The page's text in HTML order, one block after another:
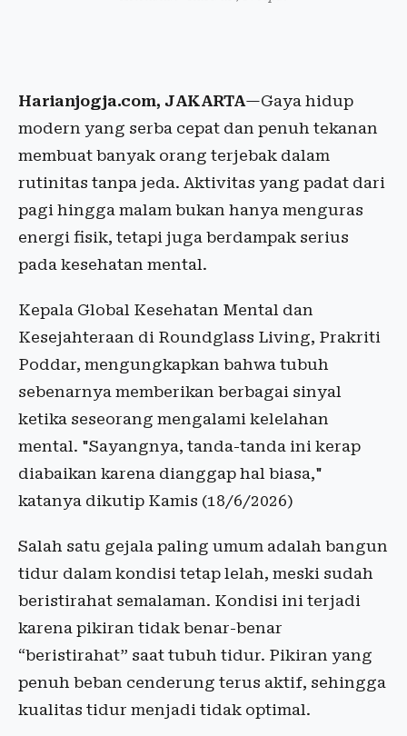
Harianjogja.com, JAKARTA—Gaya hidup
modern yang serba cepat dan penuh tekanan
membuat banyak orang terjebak dalam
rutinitas tanpa jeda. Aktivitas yang padat dari
pagi hingga malam bukan hanya menguras
energi fisik, tetapi juga berdampak serius
pada kesehatan mental.
Kepala Global Kesehatan Mental dan
Kesejahteraan di Roundglass Living, Prakriti
Poddar, mengungkapkan bahwa tubuh
sebenarnya memberikan berbagai sinyal
ketika seseorang mengalami kelelahan
mental. "Sayangnya, tanda-tanda ini kerap
diabaikan karena dianggap hal biasa,"
katanya dikutip Kamis (18/6/2026)
Salah satu gejala paling umum adalah bangun
tidur dalam kondisi tetap lelah, meski sudah
beristirahat semalaman. Kondisi ini terjadi
karena pikiran tidak benar-benar
“beristirahat” saat tubuh tidur. Pikiran yang
penuh beban cenderung terus aktif, sehingga
kualitas tidur menjadi tidak optimal.